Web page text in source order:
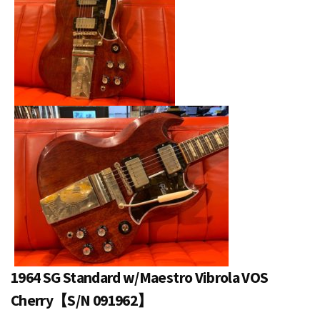
1964 SG Standard w/Maestro Vibrola VOS
Cherry【S/N 091962】